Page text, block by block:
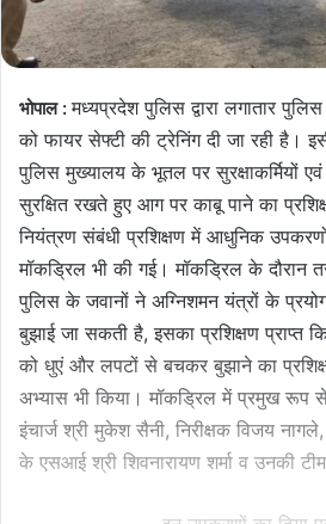
भोपाल :मध्यप्रदेश पुलिस द्वारा लगातार
को फायर सेफ्टी की ट्रेनिंग दी जा रही है।
पुलिस मुख्यालय के भूतल पर सुरक्षाकर्मियों एवं
सुरक्षित रखते हुए आग पर काबू पाने का
नियंत्रण संबंधी प्रशिक्षण में आधुनिक
मॉकड्रिल भी की गई। मॉकड्रिल के दौरान
पुलिस के जवानों ने अग्निशमन यंत्रों के
बुझाई जा सकती है, इसका प्रशिक्षण प्राप्त
को धुएं और लपटों से बचकर बुझाने का
अभ्‍यास भी किया। मॉकड्रिल में प्रमुख रूप
इंचार्ज श्री मुकेश सैनी, निरीक्षक विजय
के एसआई श्री शिवनारायण शर्मा व उनकी